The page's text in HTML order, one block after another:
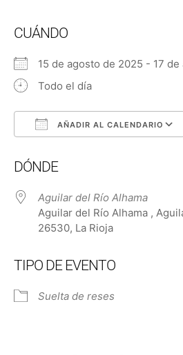
CUÁNDO
15 de agosto de 2025 - 17
Todo el día
AÑADIR AL CALENDARIO
DÓNDE
Aguilar del Río Alhama
Aguilar del Río Alhama ,
26530, La Rioja
TIPO DE EVENTO
Suelta de reses